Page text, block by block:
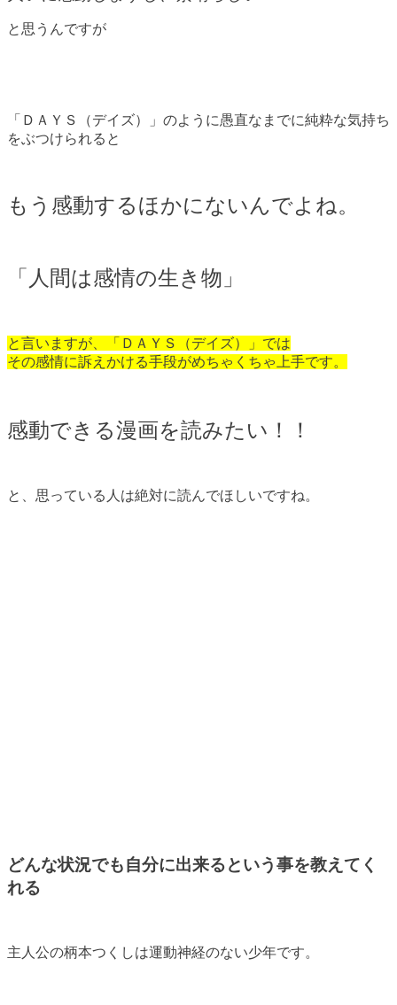
と思うんですが
「ＤＡＹＳ（デイズ）」のように愚直なまでに純粋な気持ち
をぶつけられると
もう感動するほかにないんでよね。
「人間は感情の生き物」
と言いますが、「ＤＡＹＳ（デイズ）」では
その感情に訴えかける手段がめちゃくちゃ上手です。
感動できる漫画を読みたい！！
と、思っている人は絶対に読んでほしいですね。
どんな状況でも自分に出来るという事を教えてく
れる
主人公の柄本つくしは運動神経のない少年です。